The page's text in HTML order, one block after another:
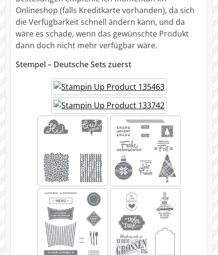
Onlineshop (falls Kreditkarte vorhanden), da sich
die Verfügbarkeit schnell ändern kann, und da
wäre es schade, wenn das gewünschte Produkt
dann doch nicht mehr verfügbar wäre.
Stempel – Deutsche Sets zuerst